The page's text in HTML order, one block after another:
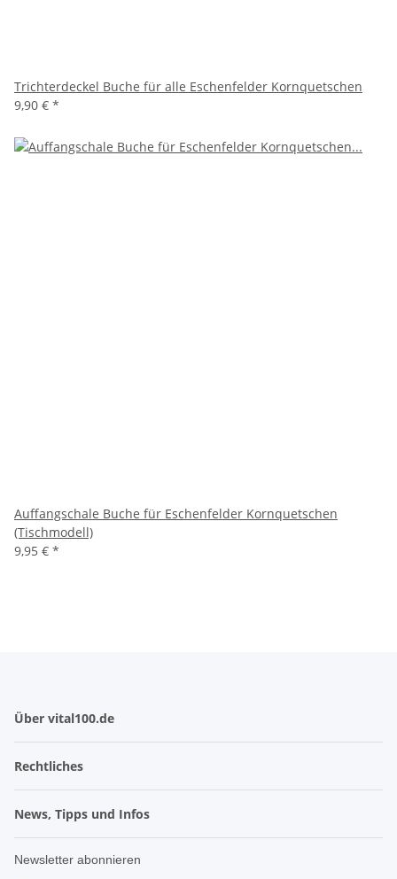
Trichterdeckel Buche für alle Eschenfelder Kornquetschen
9,90 € *
Auffangschale Buche für Eschenfelder Kornquetschen
(Tischmodell)
9,95 € *
Über vital100.de
Rechtliches
News, Tipps und Infos
Newsletter abonnieren